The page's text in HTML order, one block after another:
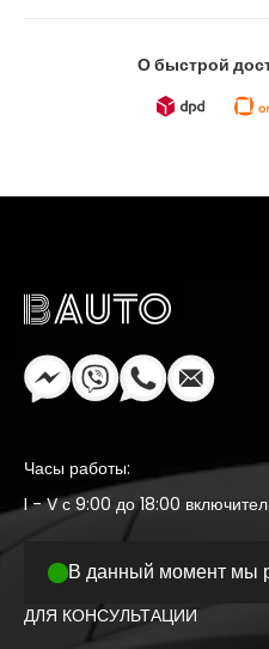
О быстрой
Часы работы:
I - V с 9:00 до 18:00
В данный момент мы
ДЛЯ КОНСУЛЬТАЦИИ